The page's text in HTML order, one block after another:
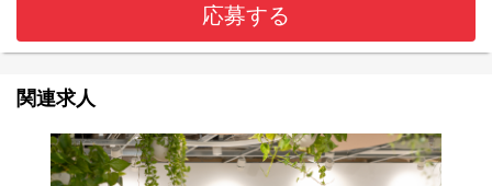
応募する
関連求人